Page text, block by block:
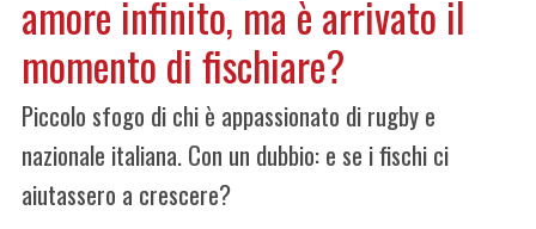
amore infinito, ma è arrivato il
momento di fischiare?
Piccolo sfogo di chi è appassionato di rugby e
nazionale italiana. Con un dubbio: e se i fischi ci
aiutassero a crescere?